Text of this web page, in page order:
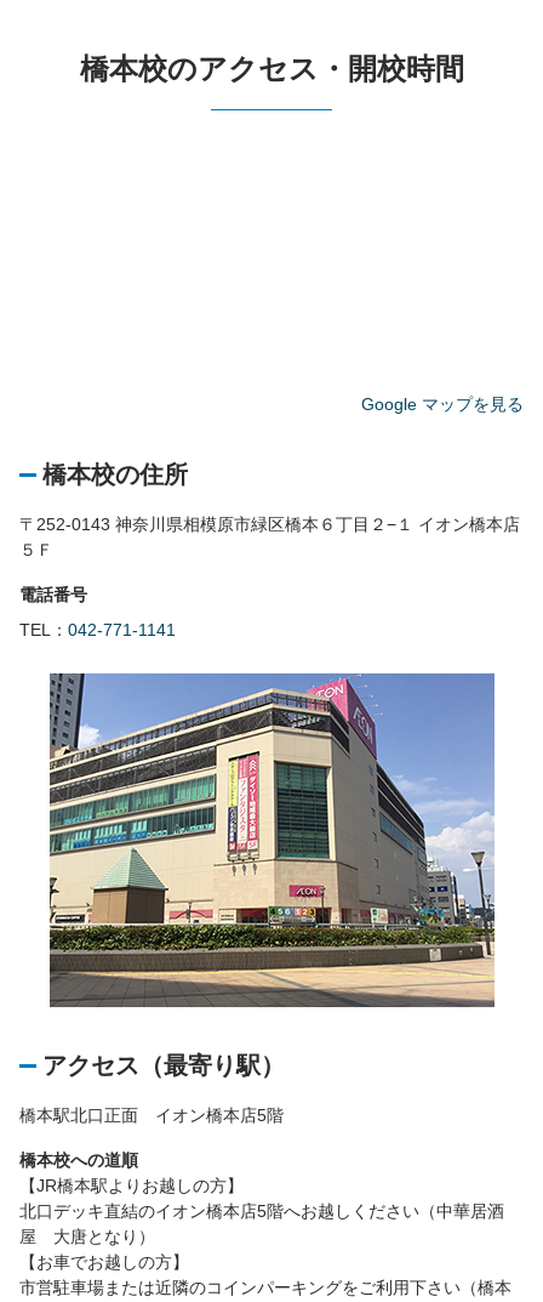
橋本校のアクセス・開校時間
Google マップを見る
橋本校の住所
〒252-0143 神奈川県相模原市緑区橋本６丁目２−１ イオン橋本店
５Ｆ
電話番号
TEL： 042-771-1141
アクセス（最寄り駅）
橋本駅北口正面 イオン橋本店5階
橋本校への道順
【JR橋本駅よりお越しの方】
北口デッキ直結のイオン橋本店5階へお越しください（中華居酒
屋 大唐となり）
【お車でお越しの方】
市営駐車場または近隣のコインパーキングをご利用下さい（橋本